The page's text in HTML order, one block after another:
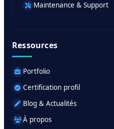
Maintenance & Support
Ressources
Portfolio
Certification profil
Blog & Actualités
À propos